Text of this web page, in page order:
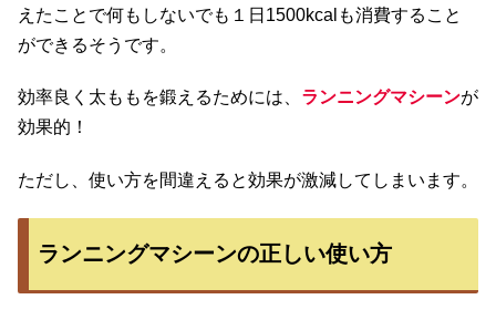
えたことで何もしないでも１日1500kcalも消費すること
ができるそうです。
効率良く太ももを鍛えるためには、 ランニングマシーンが
効果的！
ただし、使い方を間違えると効果が激減してしまいます。
ランニングマシーンの正しい使い方